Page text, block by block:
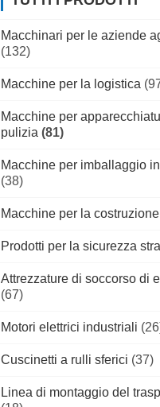
Macchinari per le aziende
(132)
Macchine per la logistica
Macchine per
pulizia (81)
Macchine per imballaggio
(38)
Macchine per la costruzione
Prodotti per la sicurezza
Attrezzature di soccorso di
(67)
Motori elettrici industriali
Cuscinetti a rulli sferici (37)
Linea di montaggio del